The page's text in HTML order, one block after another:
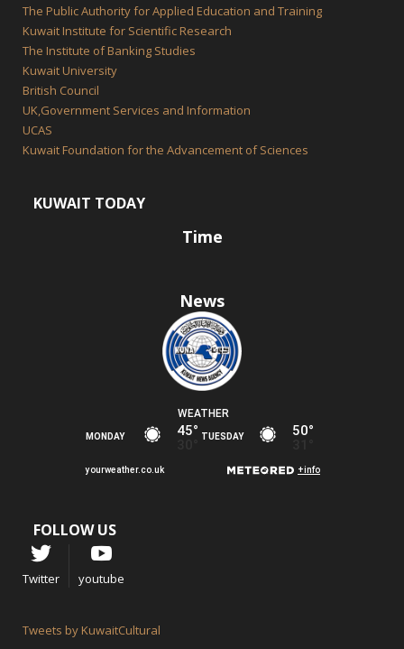
The Public Authority for Applied Education and Training
Kuwait Institute for Scientific Research
The Institute of Banking Studies
Kuwait University
British Council
UK,Government Services and Information
UCAS
Kuwait Foundation for the Advancement of Sciences
KUWAIT TODAY
Time
News
FOLLOW US
Twitter youtube
Tweets by KuwaitCultural